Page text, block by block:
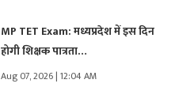
MP TET Exam: मध्यप्रदेश में इस दिन
होगी शिक्षक पात्रता…
Aug 07, 2026 | 12:04 AM